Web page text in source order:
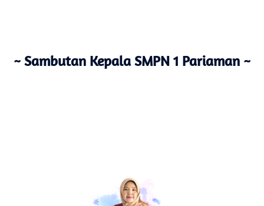
~ Sambutan Kepala SMPN 1 Pariaman ~